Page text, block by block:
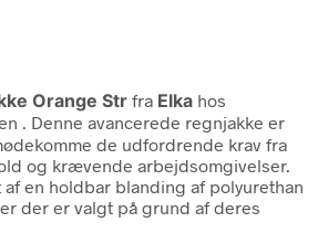
Orange Str fra Elka hos
. Denne avancerede regnjakke er
de udfordrende krav fra
og krævende arbejdsomgivelser.
en holdbar blanding af polyurethan
der er valgt på grund af deres